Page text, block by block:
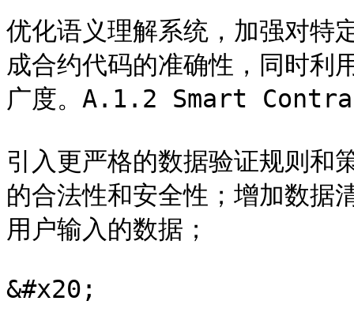
优化语义理解系统，加强对特
成合约代码的准确性，同时利
广度。A.1.2 Smart
引入更严格的数据验证规则和
的合法性和安全性；增加数据
用户输入的数据；
&#x20;